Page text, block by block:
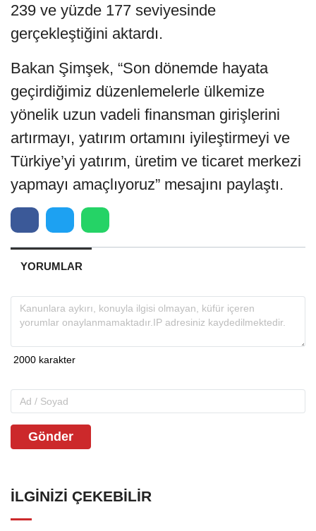
239 ve yüzde 177 seviyesinde
gerçekleştiğini aktardı.
Bakan Şimşek, “Son dönemde hayata
geçirdiğimiz düzenlemelerle ülkemize
yönelik uzun vadeli finansman girişlerini
artırmayı, yatırım ortamını iyileştirmeyi ve
Türkiye’yi yatırım, üretim ve ticaret merkezi
yapmayı amaçlıyoruz” mesajını paylaştı.
YORUMLAR
Gönder
İLGINIZI ÇEKEBILIR